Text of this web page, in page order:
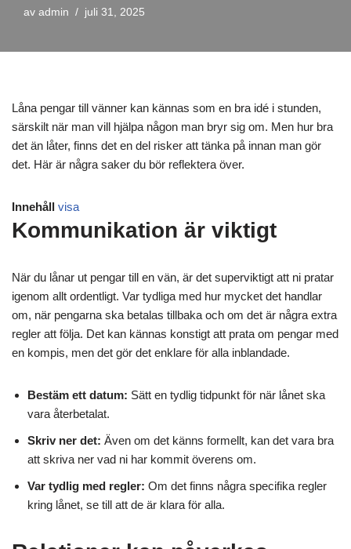
av admin juli 31, 2025
Låna pengar till vänner kan kännas som en bra idé i stunden,
särskilt när man vill hjälpa någon man bryr sig om. Men hur bra
det än låter, finns det en del risker att tänka på innan man gör
det. Här är några saker du bör reflektera över.
Innehåll visa
Kommunikation är viktigt
När du lånar ut pengar till en vän, är det superviktigt att ni pratar
igenom allt ordentligt. Var tydliga med hur mycket det handlar
om, när pengarna ska betalas tillbaka och om det är några extra
regler att följa. Det kan kännas konstigt att prata om pengar med
en kompis, men det gör det enklare för alla inblandade.
Bestäm ett datum: Sätt en tydlig tidpunkt för när lånet ska
vara återbetalat.
Skriv ner det: Även om det känns formellt, kan det vara bra
att skriva ner vad ni har kommit överens om.
Var tydlig med regler: Om det finns några specifika regler
kring lånet, se till att de är klara för alla.